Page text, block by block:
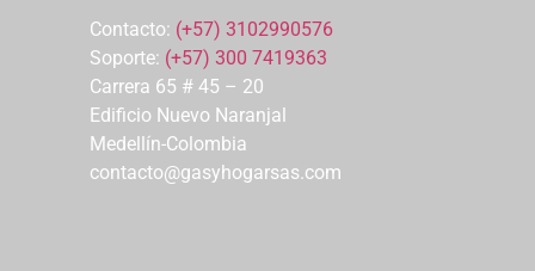
Contacto: (+57) 3102990576
Soporte: (+57) 300 7419363
Carrera 65 # 45 – 20
Edificio Nuevo Naranjal
Medellín-Colombia
contacto@gasyhogarsas.com